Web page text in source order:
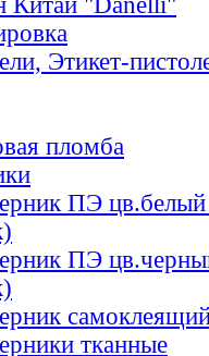
Этикет-
пломба
ПЭ цв.белый
ПЭ
тканные